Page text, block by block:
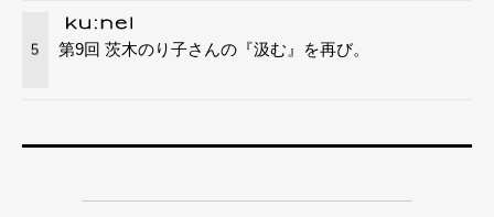
5 第9回 茨木のり子さんの『汲む』を再び。